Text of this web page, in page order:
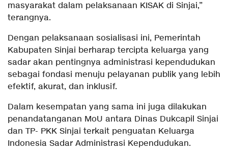
masyarakat dalam pelaksanaan KISAK di Sinjai,”
terangnya.
Dengan pelaksanaan sosialisasi ini, Pemerintah
Kabupaten Sinjai berharap tercipta keluarga yang
sadar akan pentingnya administrasi kependudukan
sebagai fondasi menuju pelayanan publik yang lebih
efektif, akurat, dan inklusif.
Dalam kesempatan yang sama ini juga dilakukan
penandatanganan MoU antara Dinas Dukcapil Sinjai
dan TP- PKK Sinjai terkait penguatan Keluarga
Indonesia Sadar Administrasi Kependudukan.